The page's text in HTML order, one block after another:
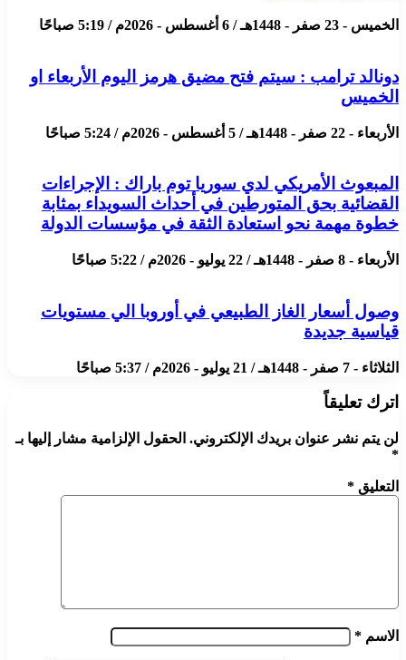
الخميس - 23 صفر - 1448هـ / 6 أغسطس - 2026م / 5:19 صباحًا
دونالد ترامب : سيتم فتح مضيق هرمز اليوم الأربعاء او
الخميس
الأربعاء - 22 صفر - 1448هـ / 5 أغسطس - 2026م / 5:24 صباحًا
المبعوث الأمريكي لدي سوريا توم باراك : الإجراءات
القضائية بحق المتورطين في أحداث السويداء بمثابة
خطوة مهمة نحو استعادة الثقة في مؤسسات الدولة
الأربعاء - 8 صفر - 1448هـ / 22 يوليو - 2026م / 5:22 صباحًا
وصول أسعار الغاز الطبيعي في أوروبا الي مستويات
قياسية جديدة
الثلاثاء - 7 صفر - 1448هـ / 21 يوليو - 2026م / 5:37 صباحًا
اترك تعليقاً
لن يتم نشر عنوان بريدك الإلكتروني. الحقول الإلزامية مشار إليها بـ
*
التعليق *
الاسم *